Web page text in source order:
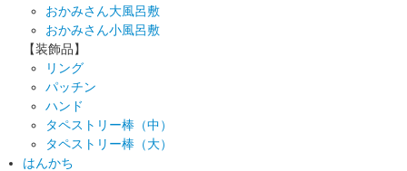
おかみさん大風呂敷
おかみさん小風呂敷
【装飾品】
リング
パッチン
ハンド
タペストリー棒（中）
タペストリー棒（大）
はんかち